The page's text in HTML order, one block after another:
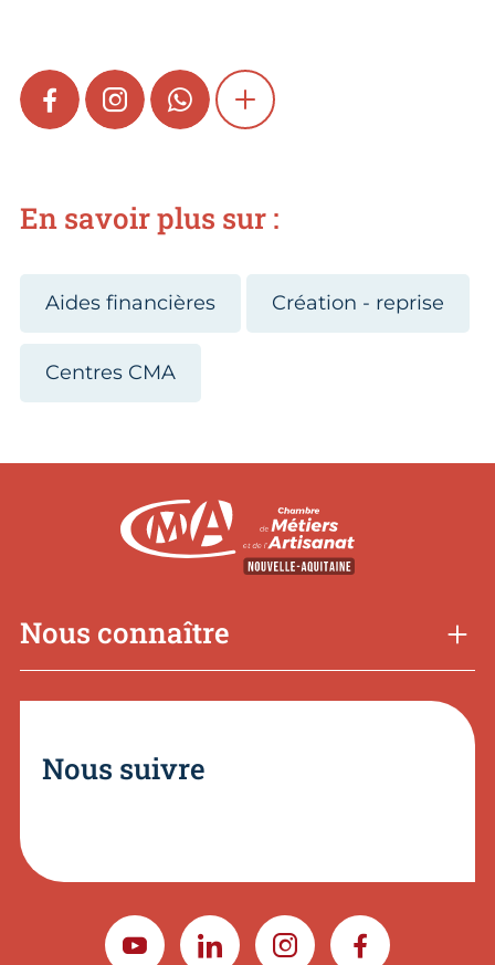
FACEBOOKINSTAGRAMWHATSAPPSHOW MORE
En savoir plus sur :
Aides financières Création - reprise
Centres CMA
Nous connaître
Nous suivre
YOUTUBELINKEDININSTAGRAMFACEBOOK